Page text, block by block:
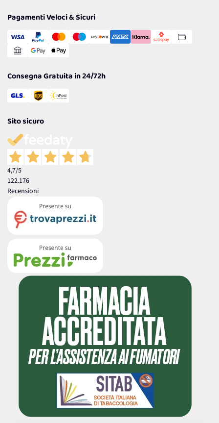
Cookie Policy
Gestisci Cookie
Reso Facile e Veloce
Pagamenti Veloci & Sicuri
Consegna Gratuita in 24/72h
Sito sicuro
4,7/5
122.176
Recensioni